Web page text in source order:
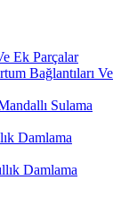
Ek Parçalar
Bağlantıları Ve
Sulama
Damlama
Damlama